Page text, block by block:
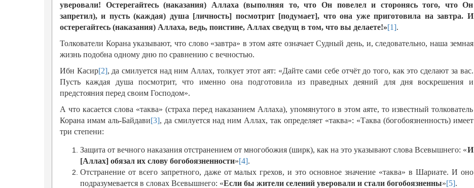
уверовали! Остерегайтесь (наказания) Аллаха (выполняя то, что Он повелел и сторонясь того, что Он
запретил), и пусть (каждая) душа [личность] посмотрит [подумает], что она уже приготовила на завтра. И
остерегайтесь (наказания) Аллаха, ведь, поистине, Аллах сведущ в том, что вы делаете!»[1].
Толкователи Корана указывают, что слово «завтра» в этом аяте означает Судный день, и, следовательно, наша земная
жизнь подобна одному дню по сравнению с вечностью.
Ибн Касир[2], да смилуется над ним Аллах, толкует этот аят: «Дайте сами себе отчёт до того, как это сделают за вас.
Пусть каждая душа посмотрит, что именно она подготовила из праведных деяний для дня воскрешения и
предстояния перед своим Господом».
А что касается слова «таква» (страха перед наказанием Аллаха), упомянутого в этом аяте, то известный толкователь
Корана имам аль-Байдави[3], да смилуется над ним Аллах, так определяет «таква»: «Таква (богобоязненность) имеет
три степени:
Защита от вечного наказания отстранением от многобожия (ширк), как на это указывают слова Всевышнего: «И
[Аллах] обязал их слову богобоязненности»[4].
Отстранение от всего запретного, даже от малых грехов, и это основное значение «таква» в Шариате. И оно
подразумевается в словах Всевышнего: «Если бы жители селений уверовали и стали богобоязненны»[5].